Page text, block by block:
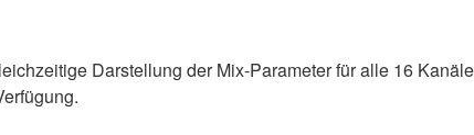
Darstellung der Mix-Parameter für alle 16